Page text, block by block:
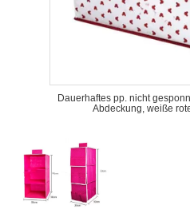
Dauerhaftes pp. nicht
Abdeckung, weiße